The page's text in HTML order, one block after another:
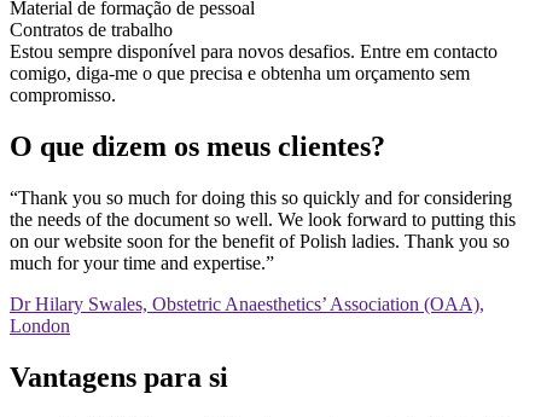
Material de formação de pessoal
Contratos de trabalho
Estou sempre disponível para novos desafios. Entre em contacto
comigo, diga-me o que precisa e obtenha um orçamento sem
compromisso.
O que dizem os meus clientes?
​“Thank you so much for doing this so quickly and for considering
the needs of the document so well. We look forward to putting this
on our website soon for the benefit of Polish ladies. Thank you so
much for your time and expertise.”
Dr Hilary Swales, Obstetric Anaesthetics’ Association (OAA),
London
Vantagens para si